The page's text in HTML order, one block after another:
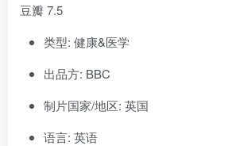
豆瓣 7.5
类型: 健康&医学
出品方: BBC
制片国家/地区: 英国
语言: 英语